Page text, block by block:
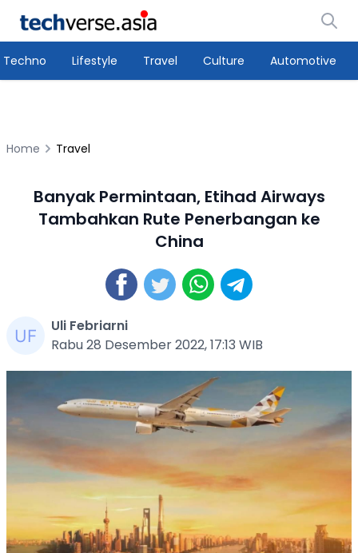
Techno Lifestyle Travel Culture Automotive
Home Travel
Banyak Permintaan, Etihad Airways
Tambahkan Rute Penerbangan ke
China
Uli Febriarni
Rabu 28 Desember 2022, 17:13 WIB